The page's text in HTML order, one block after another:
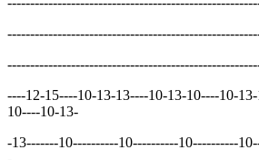
----12-15----10-13-13----10-13-10----10-
10----10-13-
-13-------10----------10----------10----------